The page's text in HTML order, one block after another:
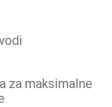
za maksimalne